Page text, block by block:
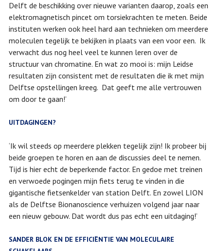
Delft de beschikking over nieuwe varianten daarop, zoals een
elektromagnetisch pincet om torsiekrachten te meten. Beide
instituten werken ook heel hard aan technieken om meerdere
moleculen tegelijk te bekijken in plaats van een voor een. Ik
verwacht dus nog heel veel te kunnen leren over de
structuur van chromatine. En wat zo mooi is: mijn Leidse
resultaten zijn consistent met de resultaten die ik met mijn
Delftse opstellingen kreeg. Dat geeft me alle vertrouwen
om door te gaan!’
UITDAGINGEN?
‘Ik wil steeds op meerdere plekken tegelijk zijn! Ik probeer bij
beide groepen te horen en aan de discussies deel te nemen.
Tijd is hier echt de beperkende factor. En gedoe met treinen
en verwoede pogingen mijn fiets terug te vinden in die
gigantische fietsenkelder van station Delft. En zowel LION
als de Delftse Bionanoscience verhuizen volgend jaar naar
een nieuw gebouw. Dat wordt dus pas echt een uitdaging!’
SANDER BLOK EN DE EFFICIËNTIE VAN MOLECULAIRE